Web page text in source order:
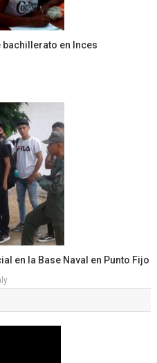
en Inces
en la Base Naval en Punto Fijo